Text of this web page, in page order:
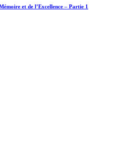
et de l’Excellence – Partie 1